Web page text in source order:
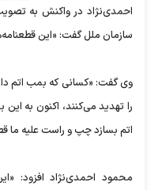
احمدی‌نژاد در واكنش به
سازمان ملل گفت: «اين
وی گفت: «‌كسانی كه بمب اتم
را تهديد می‌كنند، اكنون به
اتم بسازد چپ و راست عليه ما
محمود احمدی‌نژاد افزود: